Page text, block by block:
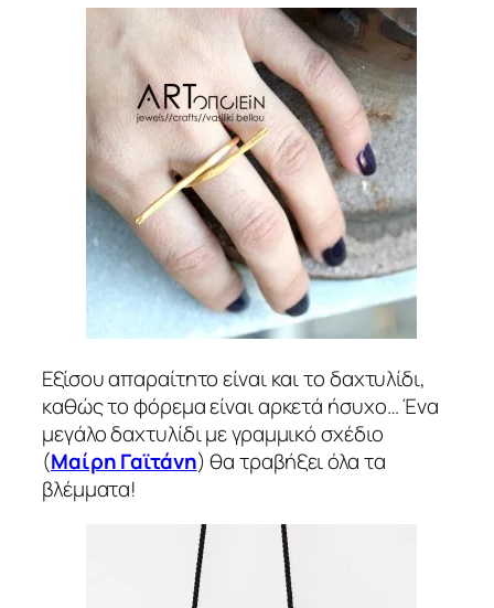
Εξίσου απαραίτητο είναι και το δαχτυλίδι,
καθώς το φόρεμα είναι αρκετά ήσυχο… Ένα
μεγάλο δαχτυλίδι με γραμμικό σχέδιο
(Μαίρη Γαϊτάνη) θα τραβήξει όλα τα
βλέμματα!